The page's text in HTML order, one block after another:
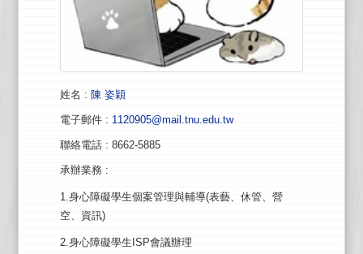
姓名 :陳 姿穎
電子郵件 : 1120905@mail.tnu.edu.tw
聯絡電話 : 8662-5885
承辦業務 :
1.身心障礙學生個案管理與輔導(表藝、休管、營
空、資訊)
2.身心障礙學生ISP會議辦理